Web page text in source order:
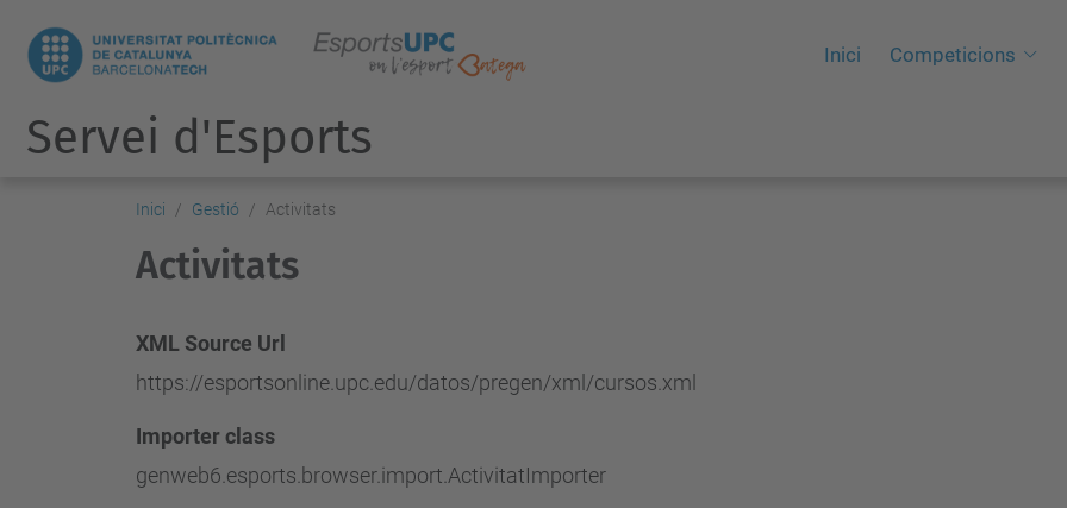
Inici Competicions
Servei d'Esports
Inici Gestió Activitats
Activitats
XML Source Url
https://esportsonline.upc.edu/datos/pregen/xml/cursos.xml
Importer class
genweb6.esports.browser.import.ActivitatImporter